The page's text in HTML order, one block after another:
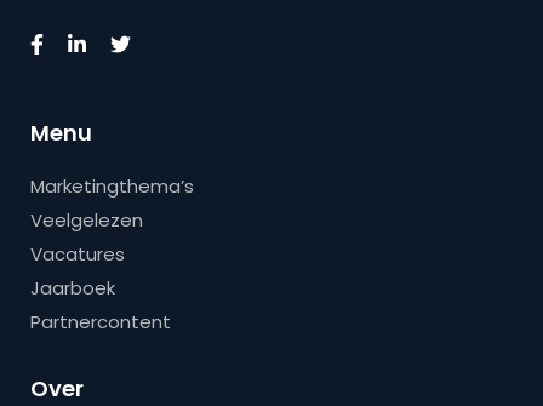
Menu
Marketingthema’s
Veelgelezen
Vacatures
Jaarboek
Partnercontent
Over